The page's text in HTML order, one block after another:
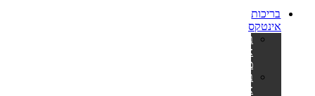
בריכות
אינטקס
בריכות
אולטרה
מלבניות
בריכות
אולטרה